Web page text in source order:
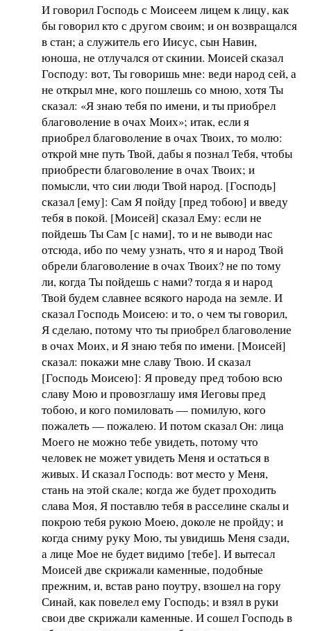
И говорил Господь с Моисеем лицем к лицу, как
бы говорил кто с другом своим; и он возвращался
в стан; а служитель его Иисус, сын Навин,
юноша, не отлучался от скинии. Моисей сказал
Господу: вот, Ты говоришь мне: веди народ сей, а
не открыл мне, кого пошлешь со мною, хотя Ты
сказал: «Я знаю тебя по имени, и ты приобрел
благоволение в очах Моих»; итак, если я
приобрел благоволение в очах Твоих, то молю:
открой мне путь Твой, дабы я познал Тебя, чтобы
приобрести благоволение в очах Твоих; и
помысли, что сии люди Твой народ. [Господь]
сказал [ему]: Сам Я пойду [пред тобою] и введу
тебя в покой. [Моисей] сказал Ему: если не
пойдешь Ты Сам [с нами], то и не выводи нас
отсюда, ибо по чему узнать, что я и народ Твой
обрели благоволение в очах Твоих? не по тому
ли, когда Ты пойдешь с нами? тогда я и народ
Твой будем славнее всякого народа на земле. И
сказал Господь Моисею: и то, о чем ты говорил,
Я сделаю, потому что ты приобрел благоволение
в очах Моих, и Я знаю тебя по имени. [Моисей]
сказал: покажи мне славу Твою. И сказал
[Господь Моисею]: Я проведу пред тобою всю
славу Мою и провозглашу имя Иеговы пред
тобою, и кого помиловать — помилую, кого
пожалеть — пожалею. И потом сказал Он: лица
Моего не можно тебе увидеть, потому что
человек не может увидеть Меня и остаться в
живых. И сказал Господь: вот место у Меня,
стань на этой скале; когда же будет проходить
слава Моя, Я поставлю тебя в расселине скалы и
покрою тебя рукою Моею, доколе не пройду; и
когда сниму руку Мою, ты увидишь Меня сзади,
а лице Мое не будет видимо [тебе]. И вытесал
Моисей две скрижали каменные, подобные
прежним, и, встав рано поутру, взошел на гору
Синай, как повелел ему Господь; и взял в руки
свои две скрижали каменные. И сошел Господь в